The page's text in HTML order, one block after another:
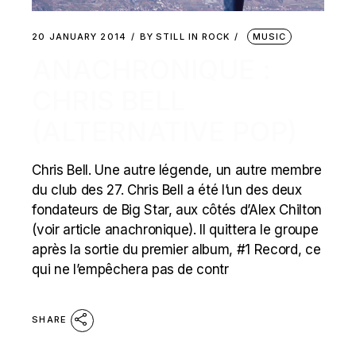
20 JANUARY 2014 BY STILL IN ROCK MUSIC
Chris Bell. Une autre légende, un autre membre
du club des 27. Chris Bell a été l’un des deux
fondateurs de Big Star, aux côtés d’Alex Chilton
(voir article anachronique). Il quittera le groupe
après la sortie du premier album, #1 Record, ce
qui ne l’empêchera pas de contr
SHARE